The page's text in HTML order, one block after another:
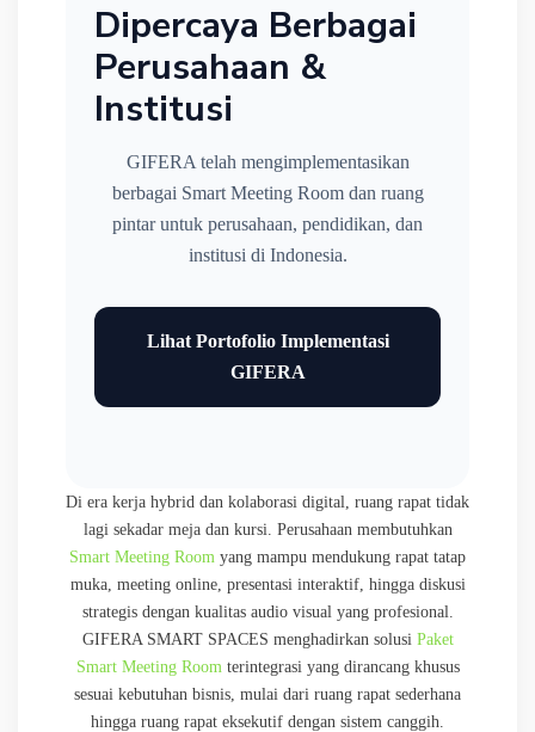
Dipercaya Berbagai
Perusahaan &
Institusi
GIFERA telah mengimplementasikan
berbagai Smart Meeting Room dan ruang
pintar untuk perusahaan, pendidikan, dan
institusi di Indonesia.
Lihat Portofolio Implementasi
GIFERA
Di era kerja hybrid dan kolaborasi digital, ruang rapat tidak
lagi sekadar meja dan kursi. Perusahaan membutuhkan
Smart Meeting Room yang mampu mendukung rapat tatap
muka, meeting online, presentasi interaktif, hingga diskusi
strategis dengan kualitas audio visual yang profesional.
GIFERA SMART SPACES menghadirkan solusi Paket
Smart Meeting Roomterintegrasi yang dirancang khusus
sesuai kebutuhan bisnis, mulai dari ruang rapat sederhana
hingga ruang rapat eksekutif dengan sistem canggih.